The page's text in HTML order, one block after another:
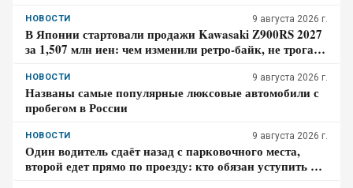
НОВОСТИ 9 августа 2026 г.
В Японии стартовали продажи Kawasaki Z900RS 2027
за 1,507 млн иен: чем изменили ретро-байк, не трогая
НОВОСТИ 9 августа 2026 г.
Названы самые популярные люксовые автомобили с
пробегом в России
НОВОСТИ 9 августа 2026 г.
Один водитель сдаёт назад с парковочного места,
второй едет прямо по проезду: кто обязан уступить по